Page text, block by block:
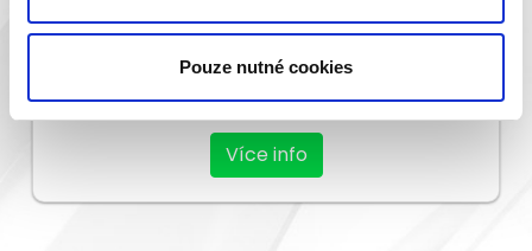
Pouze nutné cookies
Topení
Provádíme kompletní topenářské práce v
bytech, rodinných i panelových domech...
Více info